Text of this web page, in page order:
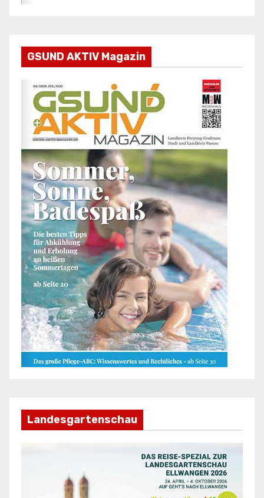
GSUND AKTIV Magazin
Landesgartenschau